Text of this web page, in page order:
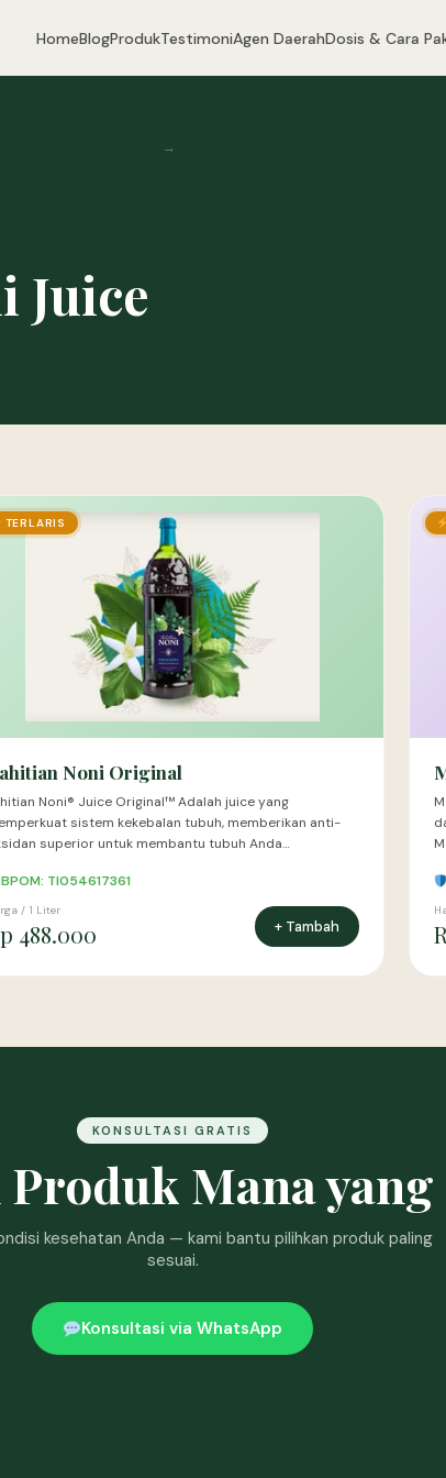
HomeBlogProdukTestimoniAgen DaerahDosis & Cara
→
Juice
TERLARIS
Noni Original
Noni® Juice Original™ Adalah juice yang
sistem kekebalan tubuh, memberikan anti-
superior untuk membantu tubuh Anda…
BPOM: TI054617361
/ 1 Liter
488.000 + Tambah
KONSULTASI GRATIS
Mana yang
kesehatan Anda — kami bantu pilihkan produk paling
sesuai.
Konsultasi via WhatsApp